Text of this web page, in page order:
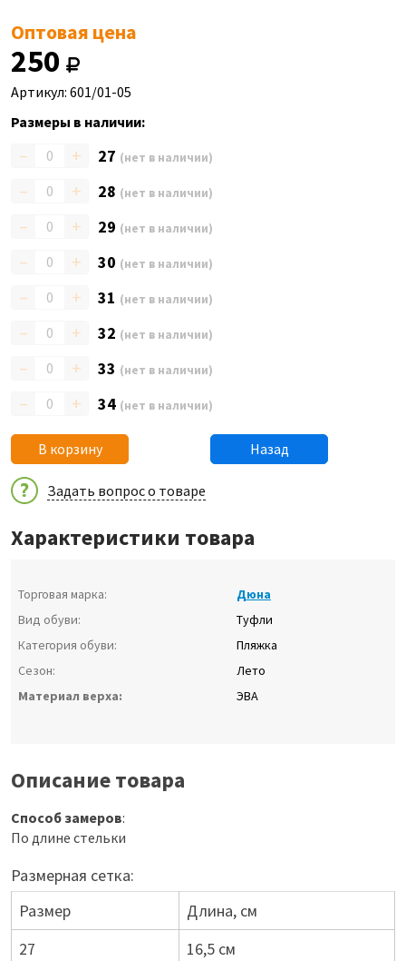
Оптовая цена
250
Артикул: 601/01-05
Размеры в наличии:
– + 27 (нет в наличии)
– + 28 (нет в наличии)
– + 29 (нет в наличии)
– + 30 (нет в наличии)
– + 31 (нет в наличии)
– + 32 (нет в наличии)
– + 33 (нет в наличии)
– + 34 (нет в наличии)
В корзину Назад
Задать вопрос о товаре
Характеристики товара
Торговая марка:
Дюна
Вид обуви:
Туфли
Категория обуви:
Пляжка
Сезон:
Лето
Материал верха:
ЭВА
Описание товара
Способ замеров:
По длине стельки
Размерная сетка:
Размер
Длина, см
27
16,5 см